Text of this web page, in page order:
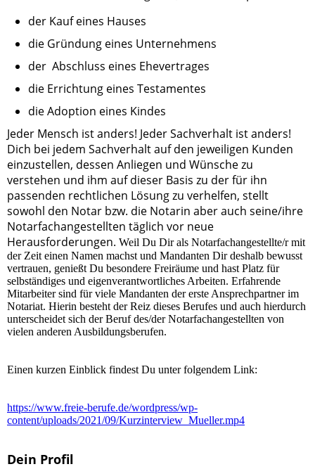
der Kauf eines Hauses
die Gründung eines Unternehmens
der Abschluss eines Ehevertrages
die Errichtung eines Testamentes
die Adoption eines Kindes
Jeder Mensch ist anders! Jeder Sachverhalt ist anders!
Dich bei jedem Sachverhalt auf den jeweiligen Kunden
einzustellen, dessen Anliegen und Wünsche zu
verstehen und ihm auf dieser Basis zu der für ihn
passenden rechtlichen Lösung zu verhelfen, stellt
sowohl den Notar bzw. die Notarin aber auch seine/ihre
Notarfachangestellten täglich vor neue
Herausforderungen. Weil Du Dir als Notarfachangestellte/r mit
der Zeit einen Namen machst und Mandanten Dir deshalb bewusst
vertrauen, genießt Du besondere Freiräume und hast Platz für
selbständiges und eigenverantwortliches Arbeiten. Erfahrende
Mitarbeiter sind für viele Mandanten der erste Ansprechpartner im
Notariat. Hierin besteht der Reiz dieses Berufes und auch hierdurch
unterscheidet sich der Beruf des/der Notarfachangestellten von
vielen anderen Ausbildungsberufen.
Einen kurzen Einblick findest Du unter folgendem Link:
https://www.freie-berufe.de/wordpress/wp-
content/uploads/2021/09/Kurzinterview_Mueller.mp4
Dein Profil